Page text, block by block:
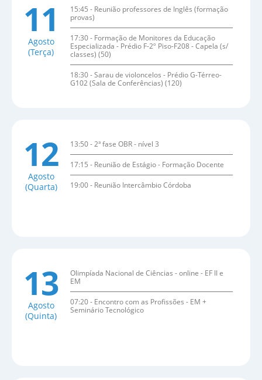
11
Agosto
(Terça)
15:45 - Reunião professores de Inglês (formação
provas)
17:30 - Formação de Monitores da Educação
Especializada - Prédio F-2º Piso-F208 - Capela (s/
classes) (50)
18:30 - Sarau de violoncelos - Prédio G-Térreo-
G102 (Sala de Conferências) (120)
12
Agosto
(Quarta)
13:50 - 2ª fase OBR - nível 3
17:15 - Reunião de Estágio - Formação Docente
19:00 - Reunião Intercâmbio Córdoba
13
Agosto
(Quinta)
Olimpíada Nacional de Ciências - online - EF II e
EM
07:20 - Encontro com as Profissões - EM +
Seminário Tecnológico